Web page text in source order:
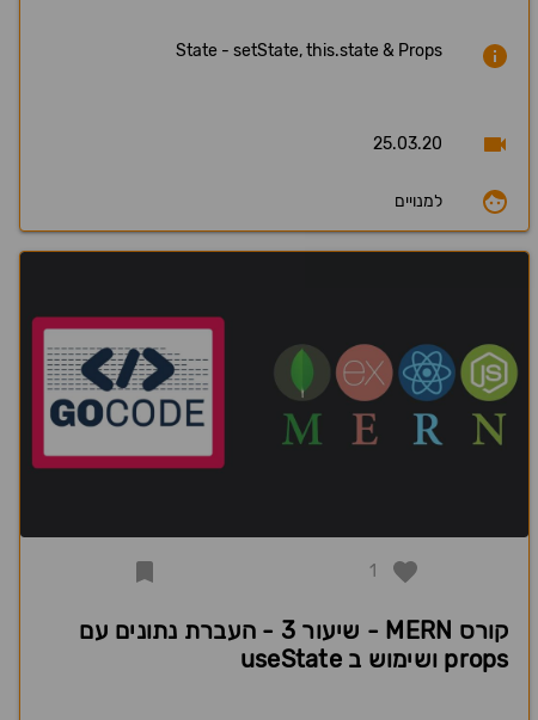
State - setState, this.state & Props
25.03.20
למנויים
1
קורס MERN - שיעור 3 - העברת נתונים עם
props ושימוש ב useState